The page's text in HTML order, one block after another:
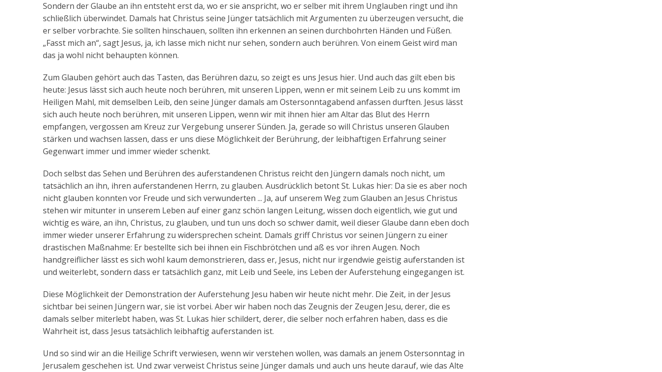
Sondern der Glaube an ihn entsteht erst da, wo er sie anspricht, wo er selber mit ihrem Unglauben ringt und ihn
schließlich überwindet. Damals hat Christus seine Jünger tatsächlich mit Argumenten zu überzeugen versucht, die
er selber vorbrachte. Sie sollten hinschauen, sollten ihn erkennen an seinen durchbohrten Händen und Füßen.
„Fasst mich an“, sagt Jesus, ja, ich lasse mich nicht nur sehen, sondern auch berühren. Von einem Geist wird man
das ja wohl nicht behaupten können.
Zum Glauben gehört auch das Tasten, das Berühren dazu, so zeigt es uns Jesus hier. Und auch das gilt eben bis
heute: Jesus lässt sich auch heute noch berühren, mit unseren Lippen, wenn er mit seinem Leib zu uns kommt im
Heiligen Mahl, mit demselben Leib, den seine Jünger damals am Ostersonntagabend anfassen durften. Jesus lässt
sich auch heute noch berühren, mit unseren Lippen, wenn wir mit ihnen hier am Altar das Blut des Herrn
empfangen, vergossen am Kreuz zur Vergebung unserer Sünden. Ja, gerade so will Christus unseren Glauben
stärken und wachsen lassen, dass er uns diese Möglichkeit der Berührung, der leibhaftigen Erfahrung seiner
Gegenwart immer und immer wieder schenkt.
Doch selbst das Sehen und Berühren des auferstandenen Christus reicht den Jüngern damals noch nicht, um
tatsächlich an ihn, ihren auferstandenen Herrn, zu glauben. Ausdrücklich betont St. Lukas hier: Da sie es aber noch
nicht glauben konnten vor Freude und sich verwunderten ... Ja, auf unserem Weg zum Glauben an Jesus Christus
stehen wir mitunter in unserem Leben auf einer ganz schön langen Leitung, wissen doch eigentlich, wie gut und
wichtig es wäre, an ihn, Christus, zu glauben, und tun uns doch so schwer damit, weil dieser Glaube dann eben doch
immer wieder unserer Erfahrung zu widersprechen scheint. Damals griff Christus vor seinen Jüngern zu einer
drastischen Maßnahme: Er bestellte sich bei ihnen ein Fischbrötchen und aß es vor ihren Augen. Noch
handgreiflicher lässt es sich wohl kaum demonstrieren, dass er, Jesus, nicht nur irgendwie geistig auferstanden ist
und weiterlebt, sondern dass er tatsächlich ganz, mit Leib und Seele, ins Leben der Auferstehung eingegangen ist.
Diese Möglichkeit der Demonstration der Auferstehung Jesu haben wir heute nicht mehr. Die Zeit, in der Jesus
sichtbar bei seinen Jüngern war, sie ist vorbei. Aber wir haben noch das Zeugnis der Zeugen Jesu, derer, die es
damals selber miterlebt haben, was St. Lukas hier schildert, derer, die selber noch erfahren haben, dass es die
Wahrheit ist, dass Jesus tatsächlich leibhaftig auferstanden ist.
Und so sind wir an die Heilige Schrift verwiesen, wenn wir verstehen wollen, was damals an jenem Ostersonntag in
Jerusalem geschehen ist. Und zwar verweist Christus seine Jünger damals und auch uns heute darauf, wie das Alte